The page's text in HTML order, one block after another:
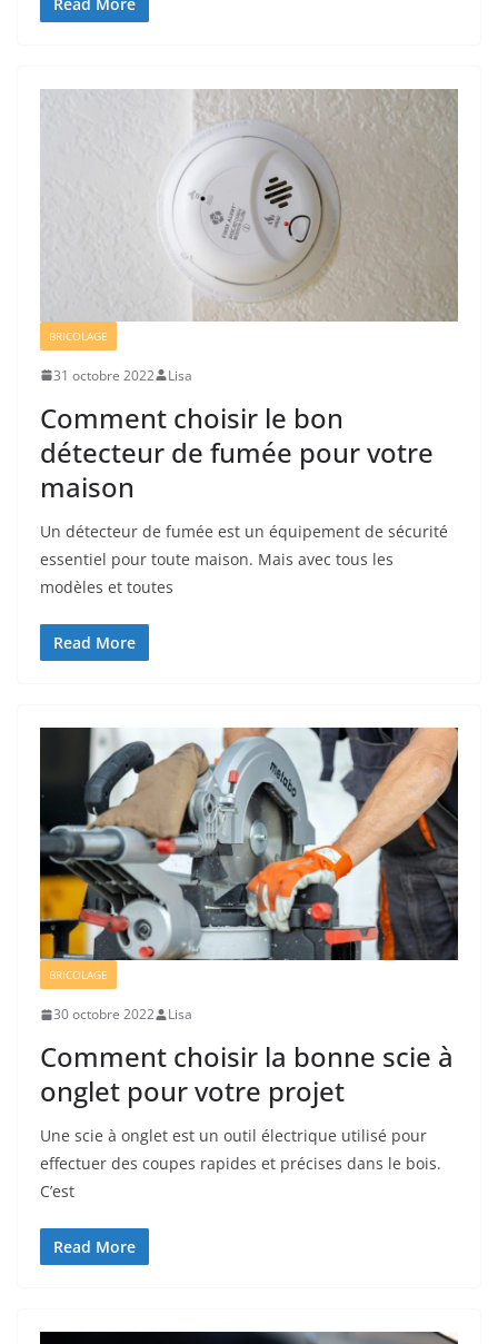
BRICOLAGE
31 octobre 2022 Lisa
Comment choisir le bon
détecteur de fumée pour votre
maison
Un détecteur de fumée est un équipement de sécurité
essentiel pour toute maison. Mais avec tous les
modèles et toutes
Read More
BRICOLAGE
30 octobre 2022 Lisa
Comment choisir la bonne scie à
onglet pour votre projet
Une scie à onglet est un outil électrique utilisé pour
effectuer des coupes rapides et précises dans le bois.
C’est
Read More